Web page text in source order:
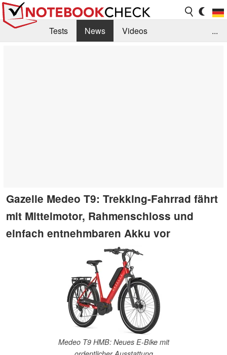
Tests News
Videos
...
Gazelle Medeo T9: Trekking-Fahrrad fährt
mit Mittelmotor, Rahmenschloss und
einfach entnehmbaren Akku vor
Medeo T9 HMB: Neues E-Bike mit